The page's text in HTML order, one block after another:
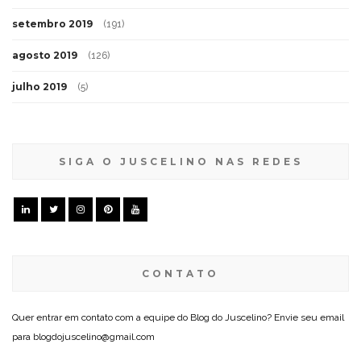
setembro 2019 (191)
agosto 2019 (126)
julho 2019 (5)
SIGA O JUSCELINO NAS REDES
CONTATO
Quer entrar em contato com a equipe do Blog do Juscelino? Envie seu email
para blogdojuscelino@gmail.com